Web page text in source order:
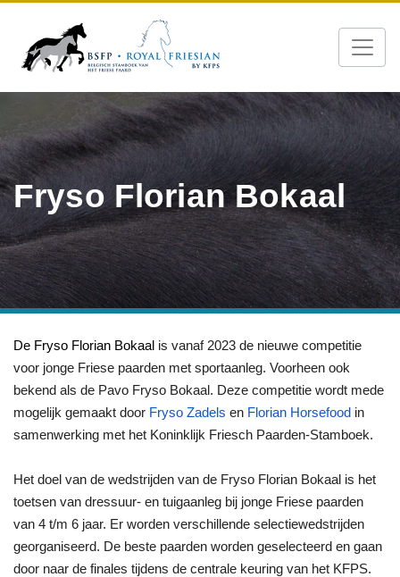
Fryso Florian Bokaal
De Fryso Florian Bokaal is vanaf 2023 de nieuwe competitie
voor jonge Friese paarden met sportaanleg. Voorheen ook
bekend als de Pavo Fryso Bokaal. Deze competitie wordt mede
mogelijk gemaakt door Fryso Zadels en Florian Horsefood in
samenwerking met het Koninklijk Friesch Paarden-Stamboek.
Het doel van de wedstrijden van de Fryso Florian Bokaal is het
toetsen van dressuur- en tuigaanleg bij jonge Friese paarden
van 4 t/m 6 jaar. Er worden verschillende selectiewedstrijden
georganiseerd. De beste paarden worden geselecteerd en gaan
door naar de finales tijdens de centrale keuring van het KFPS.